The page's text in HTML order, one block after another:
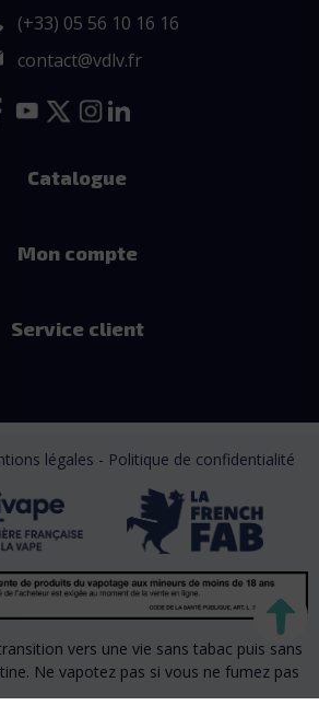
(+33) 05 56 10 16 16
contact@vdlv.fr
Catalogue
Mon compte
Service client
légales - Politique de confidentialité
vers une vie sans tabac puis sans
Ne vapotez pas si vous ne fumez pas